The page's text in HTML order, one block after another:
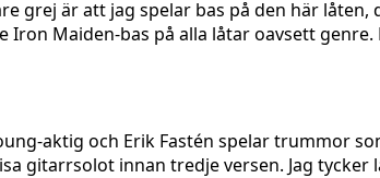
grej är att jag spelar bas på den här
Maiden-bas på alla låtar oavsett
aktig och Erik Fastén spelar trummor
gitarrsolot innan tredje versen. Jag tycker